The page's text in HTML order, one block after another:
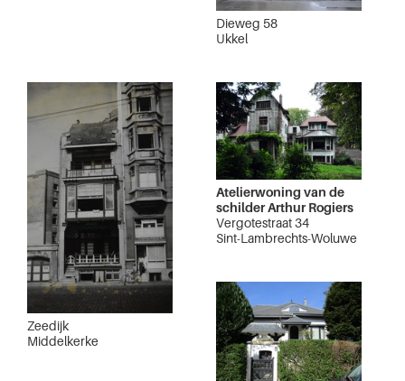
Dieweg 58
Ukkel
Zeedijk
Middelkerke
Atelierwoning van de
schilder Arthur Rogiers
Vergotestraat 34
Sint-Lambrechts-Woluwe